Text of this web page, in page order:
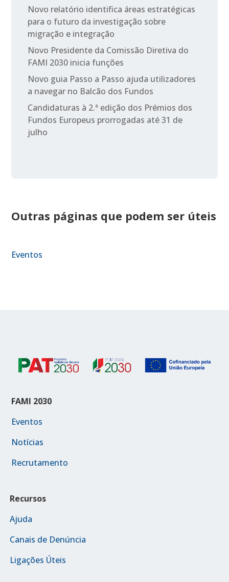
Novo relatório identifica áreas estratégicas
para o futuro da investigação sobre
migração e integração
Novo Presidente da Comissão Diretiva do
FAMI 2030 inicia funções
Novo guia Passo a Passo ajuda utilizadores
a navegar no Balcão dos Fundos
Candidaturas à 2.ª edição dos Prémios dos
Fundos Europeus prorrogadas até 31 de
julho
Outras páginas que podem ser úteis
Eventos
FAMI 2030
Eventos
Notícias
Recrutamento
Recursos
Ajuda
Canais de Denúncia
Ligações Úteis